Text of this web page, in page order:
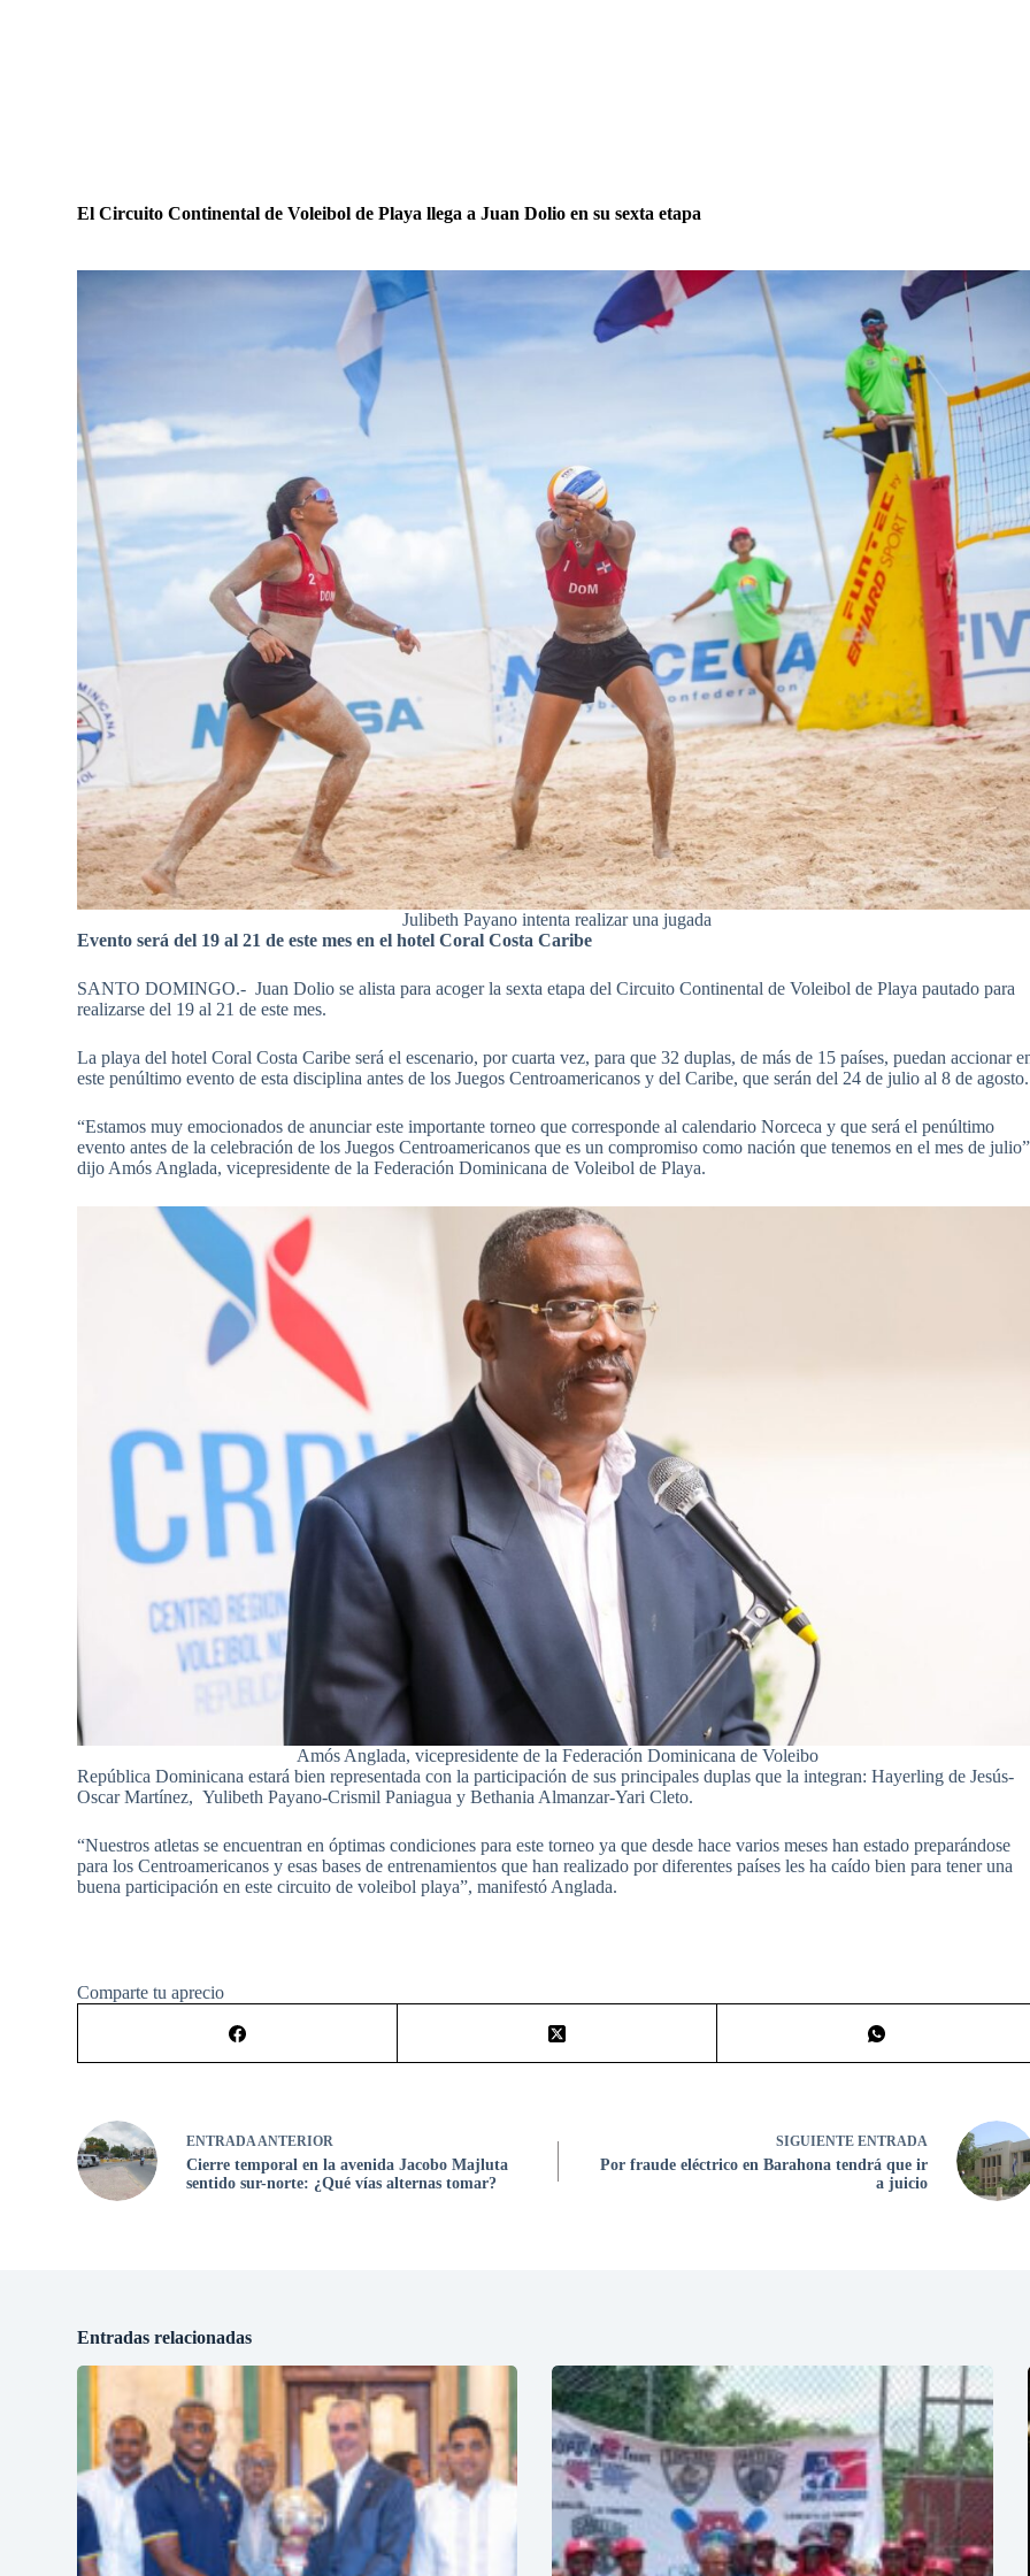
El Circuito Continental de Voleibol de Playa llega a Juan Dolio en su sexta etapa
Julibeth Payano intenta realizar una jugada
Evento será del 19 al 21 de este mes en el hotel Coral Costa Caribe
SANTO DOMINGO.- Juan Dolio se alista para acoger la sexta etapa del Circuito Continental de Voleibol de Playa pautado para
realizarse del 19 al 21 de este mes.
La playa del hotel Coral Costa Caribe será el escenario, por cuarta vez, para que 32 duplas, de más de 15 países, puedan accionar
este penúltimo evento de esta disciplina antes de los Juegos Centroamericanos y del Caribe, que serán del 24 de julio al 8 de agosto.
“Estamos muy emocionados de anunciar este importante torneo que corresponde al calendario Norceca y que será el penúltimo
evento antes de la celebración de los Juegos Centroamericanos que es un compromiso como nación que tenemos en el mes de
dijo Amós Anglada, vicepresidente de la Federación Dominicana de Voleibol de Playa.
Amós Anglada, vicepresidente de la Federación Dominicana de Voleibo
República Dominicana estará bien representada con la participación de sus principales duplas que la integran: Hayerling de Jesús-
Oscar Martínez, Yulibeth Payano-Crismil Paniagua y Bethania Almanzar-Yari Cleto.
“Nuestros atletas se encuentran en óptimas condiciones para este torneo ya que desde hace varios meses han estado preparándose
para los Centroamericanos y esas bases de entrenamientos que han realizado por diferentes países les ha caído bien para tener una
buena participación en este circuito de voleibol playa”, manifestó Anglada.
Comparte tu aprecio
ENTRADAANTERIOR
Cierre temporal en la avenida Jacobo Majluta
sentido sur-norte: ¿Qué vías alternas tomar?
SIGUIENTE ENTRADA
Por fraude eléctrico en Barahona tendrá que ir
a juicio
Entradas relacionadas